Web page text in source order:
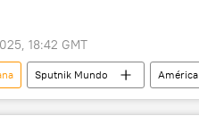
18:42 GMT
Sputnik Mundo